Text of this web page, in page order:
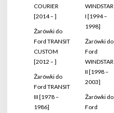
COURIER
[2014 – ]
Żarówki do
Ford TRANSIT
CUSTOM
[2012 – ]
Żarówki do
Ford TRANSIT
III [1978 –
1986]
WINDSTAR
I [1994 –
1998]
Żarówki do
Ford
WINDSTAR
II [1998 –
2003]
Żarówki do
Ford